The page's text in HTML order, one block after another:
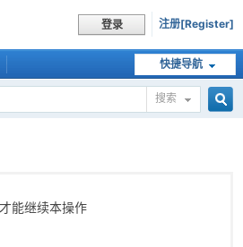
登录 注册[Register]
快捷导航
搜索
能继续本操作